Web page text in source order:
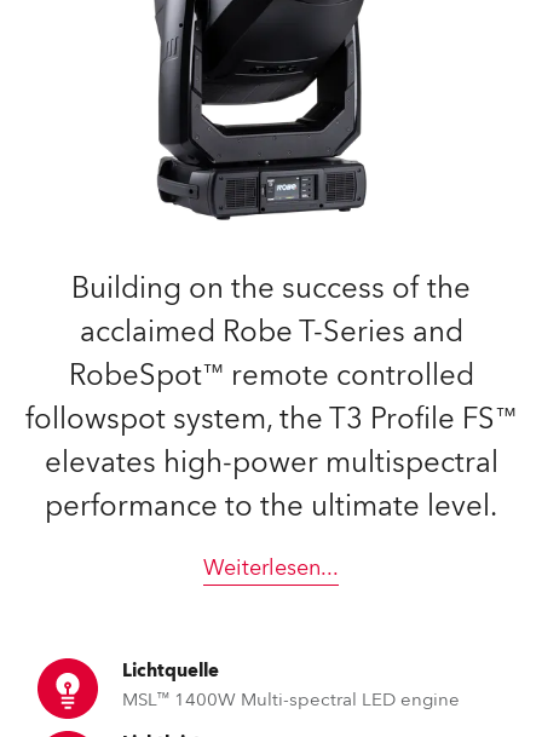
Building on the success of the
acclaimed Robe T-Series and
RobeSpot™ remote controlled
followspot system, the T3 Profile FS™
elevates high-power multispectral
performance to the ultimate level.
Weiterlesen...
Lichtquelle
MSL™ 1400W Multi-spectral LED engine